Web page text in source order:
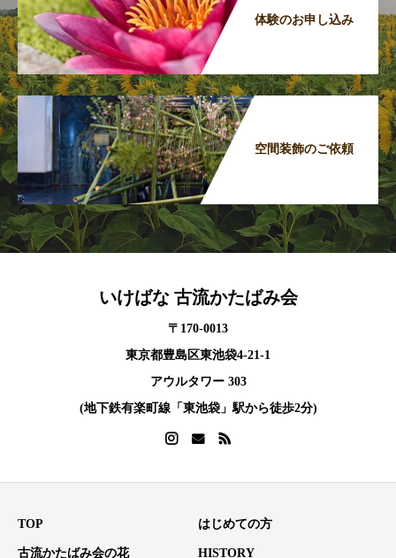
体験のお申し込み
空間装飾のご依頼
いけばな 古流かたばみ会
〒170-0013
東京都豊島区東池袋4-21-1
アウルタワー 303
(地下鉄有楽町線「東池袋」駅から徒歩2分)
TOP はじめての方
古流かたばみ会の花 HISTORY